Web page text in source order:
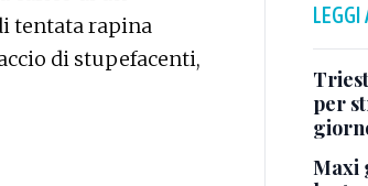
tentata rapina
di stupefacenti,
LEGGI
per
Maxi